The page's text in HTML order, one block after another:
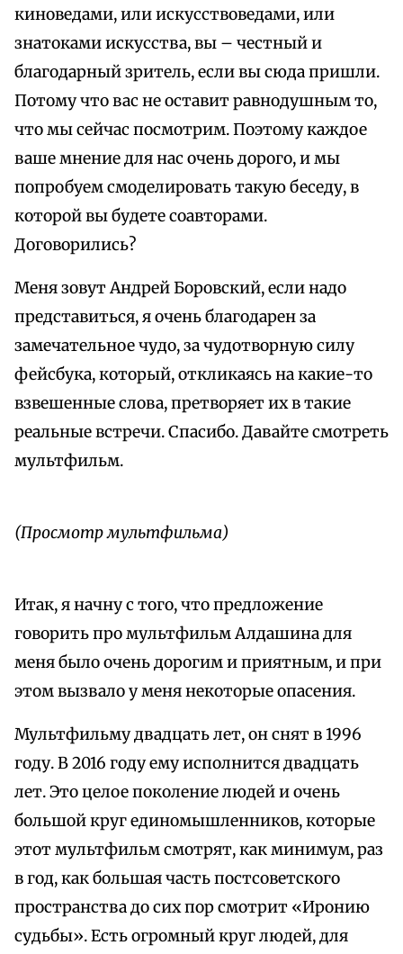
киноведами, или искусствоведами, или
знатоками искусства, вы – честный и
благодарный зритель, если вы сюда пришли.
Потому что вас не оставит равнодушным то,
что мы сейчас посмотрим. Поэтому каждое
ваше мнение для нас очень дорого, и мы
попробуем смоделировать такую беседу, в
которой вы будете соавторами.
Договорились?
Меня зовут Андрей Боровский, если надо
представиться, я очень благодарен за
замечательное чудо, за чудотворную силу
фейсбука, который, откликаясь на какие-то
взвешенные слова, претворяет их в такие
реальные встречи. Спасибо. Давайте смотреть
мультфильм.
(Просмотр мультфильма)
Итак, я начну с того, что предложение
говорить про мультфильм Алдашина для
меня было очень дорогим и приятным, и при
этом вызвало у меня некоторые опасения.
Мультфильму двадцать лет, он снят в 1996
году. В 2016 году ему исполнится двадцать
лет. Это целое поколение людей и очень
большой круг единомышленников, которые
этот мультфильм смотрят, как минимум, раз
в год, как большая часть постсоветского
пространства до сих пор смотрит «Иронию
судьбы». Есть огромный круг людей, для